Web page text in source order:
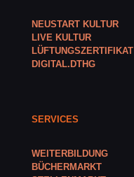
NEUSTART KULTUR
LIVE KULTUR
LÜFTUNGSZERTIFIKAT
DIGITAL.DTHG
SERVICES
WEITERBILDUNG
BÜCHERMARKT